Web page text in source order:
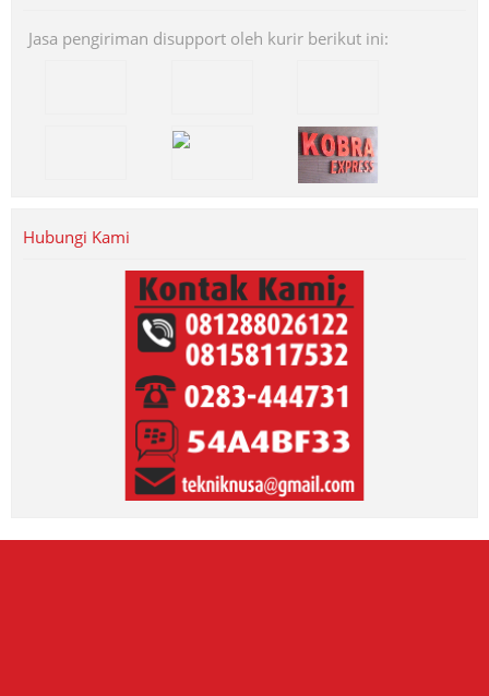
Jasa pengiriman disupport oleh kurir berikut ini:
Hubungi Kami